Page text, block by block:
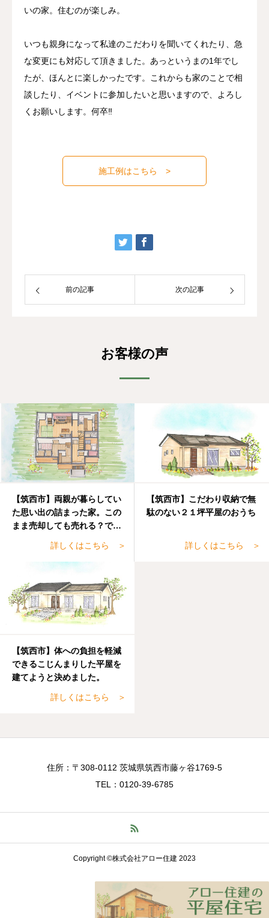
いの家。住むのが楽しみ。
いつも親身になって私達のこだわりを聞いてくれたり、急
な変更にも対応して頂きました。あっというまの1年でし
たが、ほんとに楽しかったです。これからも家のことで相
談したり、イベントに参加したいと思いますので、よろし
くお願いします。何卒‼
施工例はこちら >
前の記事 次の記事
お客様の声
【筑西市】両親が暮らしてい
た思い出の詰まった家。この
まま売却しても売れる？でも
詳しくはこちら ＞
【筑西市】こだわり収納で無
駄のない２１坪平屋のおうち
詳しくはこちら ＞
【筑西市】体への負担を軽減
できるこじんまりした平屋を
建てようと決めました。
詳しくはこちら ＞
住所：〒308-0112 茨城県筑西市藤ヶ谷1769-5
TEL：0120-39-6785
Copyright ©株式会社アロー住建 2023